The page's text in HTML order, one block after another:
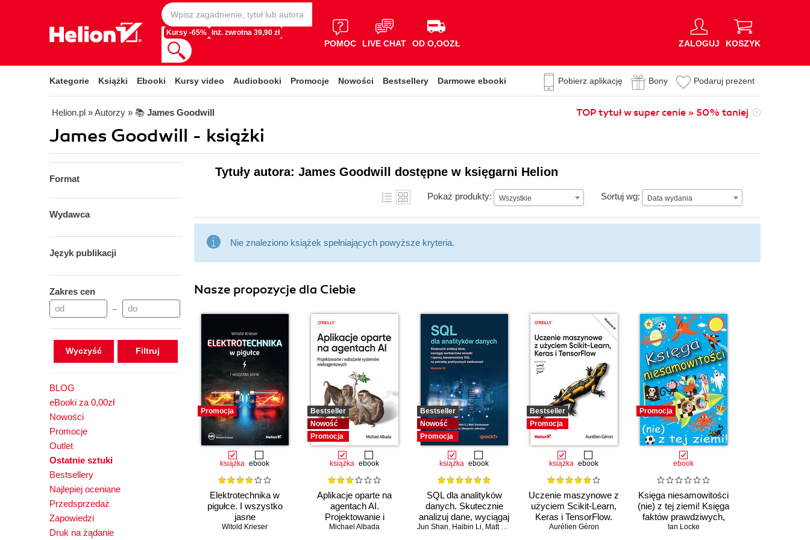
Kursy -65% Inż. zwrotna 39,90 zł
POMOC LIVE CHAT OD O,OOZŁ ZALOGUJ KOSZYK
Kategorie Książki Ebooki Kursy video Audiobooki Promocje Nowości Bestsellery Darmowe ebooki Pobierz aplikację Bony Podaruj prezent
Helion.pl » Autorzy » 📚 James Goodwill TOP tytuł w super cenie » 50% taniej
James Goodwill - książki
Format
Wydawca
Język publikacji
Zakres cen
–
Wyczyść
BLOG
eBooki za 0,00zł
Nowości
Promocje
Outlet
Ostatnie sztuki
Bestsellery
Najlepiej oceniane
Przedsprzedaż
Zapowiedzi
Druk na żądanie
Tytuły autora: James Goodwill dostępne w księgarni Helion
Pokaż produkty: Wszystkie Sortuj wg: Data wydania
Data wydania
Nie znaleziono książek spełniających powyższe kryteria.
Nasze propozycje dla Ciebie
Promocja
książka ebook
Elektrotechnika w
pigułce. I wszystko
jasne
Witold Krieser
Bestseller
Nowość
Promocja
książka ebook
Aplikacje oparte na
agentach AI.
Projektowanie i
wdrażanie systemów
Michael Albada
Bestseller
Nowość
Promocja
książka ebook
SQL dla analityków
danych. Skutecznie
analizuj dane, wyciągaj
wartościowe wnioski i
Jun Shan, Haibin Li, Matt Goldwasser Upom Malik,Benjamin Johnston
Bestseller
Promocja
książka ebook
Uczenie maszynowe z
użyciem Scikit-Learn,
Keras i TensorFlow.
Wydanie III
Aurélien Géron
Promocja
ebook
Księga niesamowitości
(nie) z tej ziemi! Księga
faktów prawdziwych,
choć niezwykłych
Ian Locke